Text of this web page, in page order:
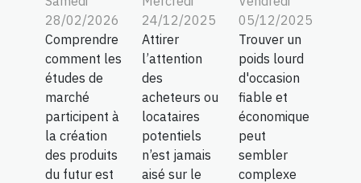
28/02/2026
Comprendre
comment les
études de
marché
participent à
la création
des produits
du futur est
24/12/2025
Attirer
l’attention
des
acheteurs ou
locataires
potentiels
n’est jamais
aisé sur le
05/12/2025
Trouver un
poids lourd
d'occasion
fiable et
économique
peut
sembler
complexe